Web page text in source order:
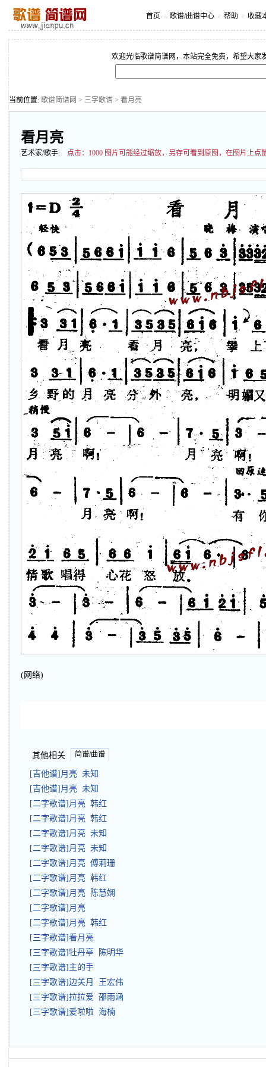
首页 - 歌谱/曲谱中心 - 帮助 - 收藏
欢迎光临歌谱简谱网，本站完全免费，希望大家
当前位置: 歌谱简谱网 > 三字歌谱 > 看月亮
看月亮
艺术家/歌手: 点击： 1000 图片可能经过缩放，另存可看到原图，在图片上
(网络)
其他相关 简谱/曲谱
[吉他谱]月亮 未知
[吉他谱]月亮 未知
[二字歌谱]月亮 韩红
[二字歌谱]月亮 韩红
[二字歌谱]月亮 未知
[二字歌谱]月亮 未知
[二字歌谱]月亮 傅莉珊
[二字歌谱]月亮 韩红
[二字歌谱]月亮 陈慧娴
[二字歌谱]月亮
[二字歌谱]月亮 韩红
[三字歌谱]看月亮
[三字歌谱]牡丹亭 陈明华
[三字歌谱]主的手
[三字歌谱]边关月 王宏伟
[三字歌谱]拉拉爱 邵雨涵
[三字歌谱]爱啦啦 海楠